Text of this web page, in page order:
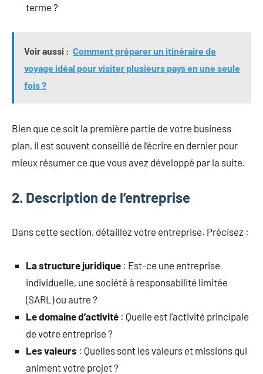
terme ?
Voir aussi : Comment préparer un itinéraire de
voyage idéal pour visiter plusieurs pays en une seule
fois ?
Bien que ce soit la première partie de votre business
plan, il est souvent conseillé de l’écrire en dernier pour
mieux résumer ce que vous avez développé par la suite.
2. Description de l’entreprise
Dans cette section, détaillez votre entreprise. Précisez :
La structure juridique : Est-ce une entreprise
individuelle, une société à responsabilité limitée
(SARL) ou autre ?
Le domaine d’activité : Quelle est l’activité principale
de votre entreprise ?
Les valeurs : Quelles sont les valeurs et missions qui
animent votre projet ?